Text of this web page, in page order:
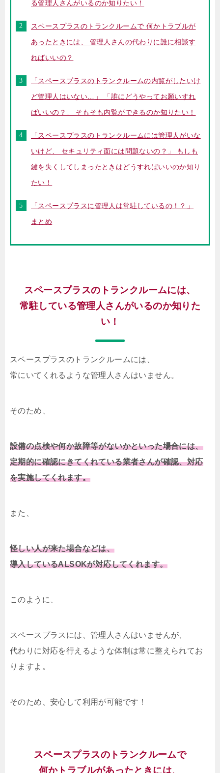
る管理人さんがいるのか知りたい！
スペースプラスのトランクルームで 何かトラブルが
あったときには、 管理人さんの代わりに誰に相談す
ればいいの？
「スペースプラスのトランクルームの内覧がしたいけ
ど管理人はいない…」 「誰にどうやってお願いすれ
ばいいの？」 そもそも内覧ができるのか知りたい！
「スペースプラスのトランクルームには管理人がいな
いけど、 セキュリティ面には問題ないの？」 もしも
鍵を失くしてしまったときはどうすればいいのか知り
たい！
「スペースプラスに管理人は常駐しているの！？」
まとめ
スペースプラスのトランクルームには、
常駐している管理人さんがいるのか知りた
い！
スペースプラスのトランクルームには、
常にいてくれるような管理人さんはいません。
そのため、
設備の点検や何か故障等がないかといった場合には、
定期的に確認にきてくれている業者さんが確認、対応
を実施してくれます。
また、
怪しい人が来た場合などは、
導入しているALSOKが対応してくれます。
このように、
スペースプラスには、管理人さんはいませんが、
代わりに対応を行えるような体制は常に整えられてお
りますよ。
そのため、安心して利用が可能です！
スペースプラスのトランクルームで
何かトラブルがあったときには、